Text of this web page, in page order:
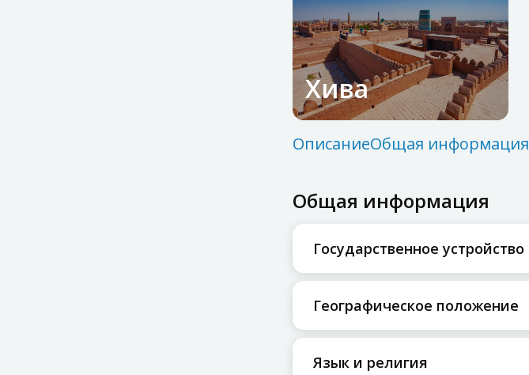
Хива
ОписаниеОбщая информация
Общая информация
Государственное устройство
Географическое положение
Язык и религия